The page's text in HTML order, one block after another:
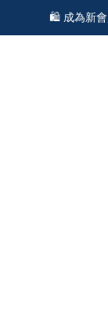
🎵 第一次接觸
🛍️ 成為新會
🎵 第一次接觸